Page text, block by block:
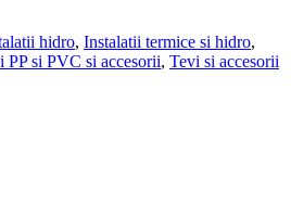
hidro, Instalatii termice si hidro,
PP si PVC si accesorii, Tevi si accesorii